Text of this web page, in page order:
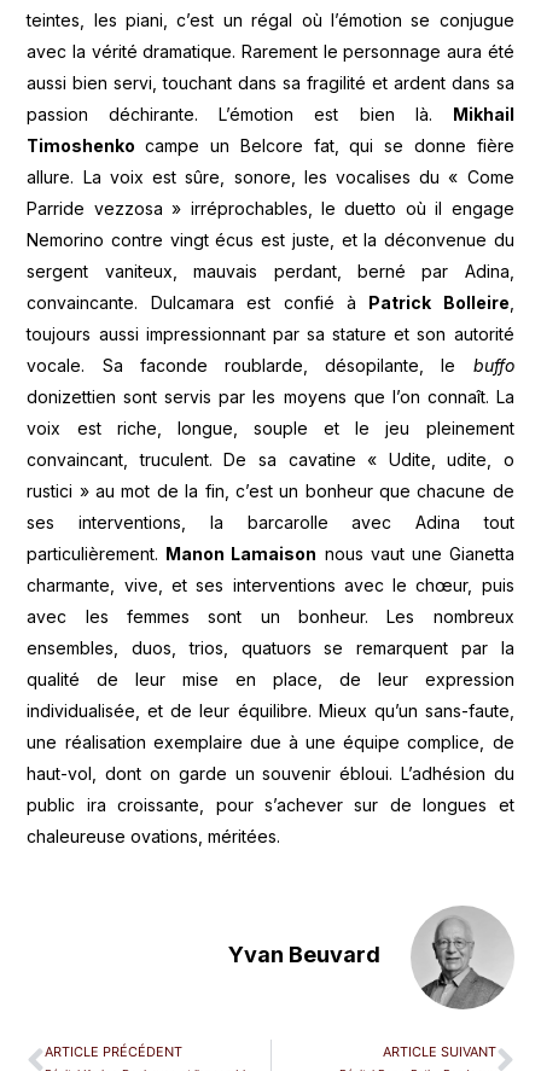
teintes, les piani, c’est un régal où l’émotion se conjugue
avec la vérité dramatique. Rarement le personnage aura été
aussi bien servi, touchant dans sa fragilité et ardent dans sa
passion déchirante. L’émotion est bien là. Mikhail
Timoshenkocampe un Belcore fat, qui se donne fière
allure. La voix est sûre, sonore, les vocalises du « Come
Parride vezzosa » irréprochables, le duetto où il engage
Nemorino contre vingt écus est juste, et la déconvenue du
sergent vaniteux, mauvais perdant, berné par Adina,
convaincante. Dulcamara est confié à Patrick Bolleire
toujours aussi impressionnant par sa stature et son autorité
vocale. Sa faconde roublarde, désopilante, le buffo
donizettien sont servis par les moyens que l’on connaît. La
voix est riche, longue, souple et le jeu pleinement
convaincant, truculent. De sa cavatine « Udite, udite, o
rustici » au mot de la fin, c’est un bonheur que chacune de
ses interventions, la barcarolle avec Adina tout
particulièrement. Manon Lamaison nous vaut une Gianetta
charmante, vive, et ses interventions avec le chœur, puis
avec les femmes sont un bonheur. Les nombreux
ensembles, duos, trios, quatuors se remarquent par la
qualité de leur mise en place, de leur expression
individualisée, et de leur équilibre. Mieux qu’un sans-faute,
une réalisation exemplaire due à une équipe complice, de
haut-vol, dont on garde un souvenir ébloui. L’adhésion du
public ira croissante, pour s’achever sur de longues et
chaleureuse ovations, méritées.
Yvan Beuvard
ARTICLE PRÉCÉDENT ARTICLE SUIVANT